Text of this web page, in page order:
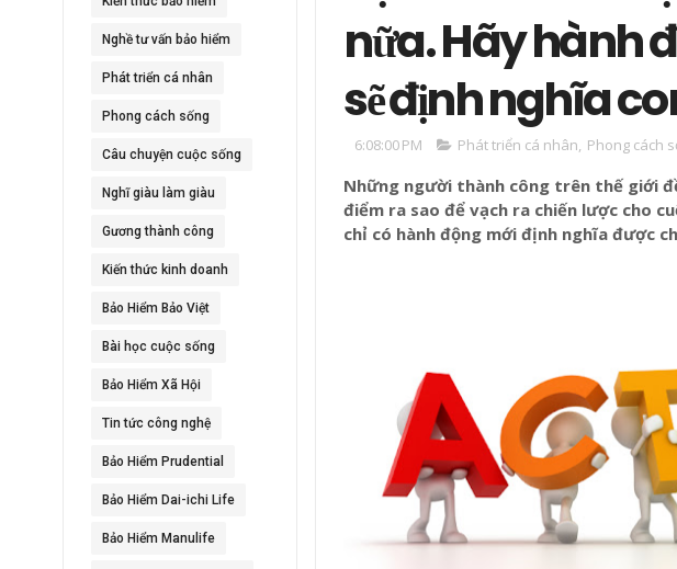
Nghề tư vấn bảo hiểm
Phát triển cá nhân
Phong cách sống
Câu chuyện cuộc sống
Nghĩ giàu làm giàu
Gương thành công
Kiến thức kinh doanh
Bảo Hiểm Bảo Việt
Bài học cuộc sống
Bảo Hiểm Xã Hội
Tin tức công nghệ
Bảo Hiểm Prudential
Bảo Hiểm Dai-ichi Life
Bảo Hiểm Manulife
nữa. Hãy hành
sẽ định nghĩa
6:08:00 PM Phát triển cá nhân, Phong cách
Những người thành công trên thế giới
điểm ra sao để vạch ra chiến lược cho
chỉ có hành động mới định nghĩa được